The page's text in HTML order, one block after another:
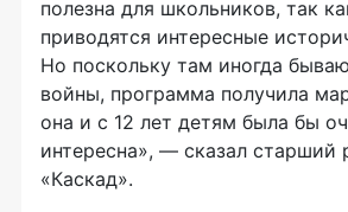
полезна для школьников, так
приводятся интересные
Но поскольку там иногда
войны, программа получила
она и с 12 лет детям была бы
интересна», — сказал
«Каскад».